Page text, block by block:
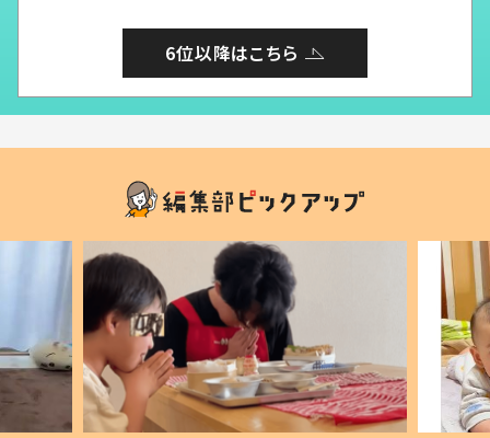
6位以降はこちら